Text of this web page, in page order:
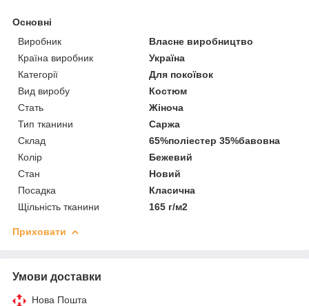
Основні
Виробник
Власне виробництво
Країна виробник
Україна
Категорії
Для покоївок
Вид виробу
Костюм
Стать
Жіноча
Тип тканини
Саржа
Склад
65%поліестер 35%бавовна
Колір
Бежевий
Стан
Новий
Посадка
Класична
Щільність тканини
165 г/м2
Приховати
Умови доставки
Нова Пошта